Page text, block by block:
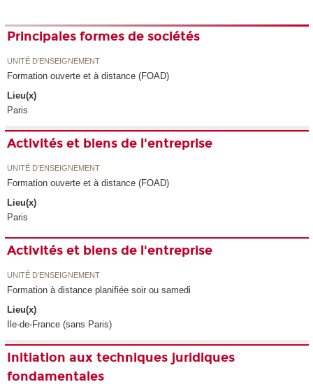
Principales formes de sociétés
UNITÉ D’ENSEIGNEMENT
Formation ouverte et à distance (FOAD)
Lieu(x)
Paris
Activités et biens de l'entreprise
UNITÉ D’ENSEIGNEMENT
Formation ouverte et à distance (FOAD)
Lieu(x)
Paris
Activités et biens de l'entreprise
UNITÉ D’ENSEIGNEMENT
Formation à distance planifiée soir ou samedi
Lieu(x)
Ile-de-France (sans Paris)
Initiation aux techniques juridiques
fondamentales